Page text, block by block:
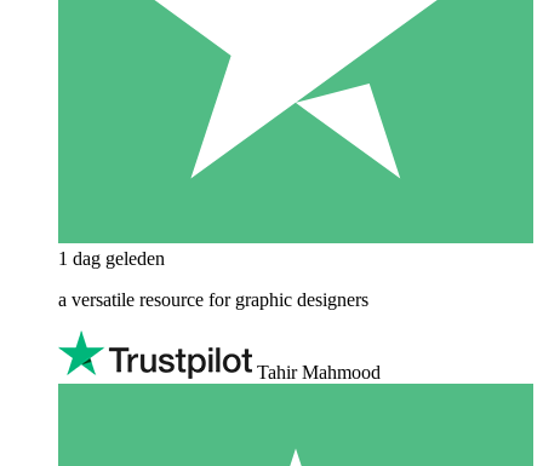
1 dag geleden
a versatile resource for graphic designers
Tahir Mahmood